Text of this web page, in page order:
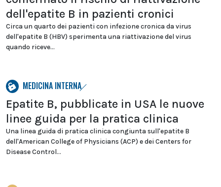
dell'epatite B in pazienti cronici
Circa un quarto dei pazienti con infezione cronica da virus
dell'epatite B (HBV) sperimenta una riattivazione del virus
quando riceve...
MEDICINA INTERNA
Epatite B, pubblicate in USA le nuove
linee guida per la pratica clinica
Una linea guida di pratica clinica congiunta sull'epatite B
dell'American College of Physicians (ACP) e dei Centers for
Disease Control...